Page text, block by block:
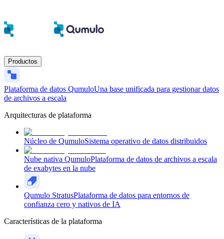
Productos
Plataforma de datos QumuloUna base unificada para gestionar datos
de archivos a escala
Arquitecturas de plataforma
Núcleo de QumuloSistema operativo de datos distribuidos
Nube nativa QumuloPlataforma de datos de archivos a escala
de exabytes en la nube
Qumulo StratusPlataforma de datos para entornos de
confianza cero y nativos de IA
Características de la plataforma